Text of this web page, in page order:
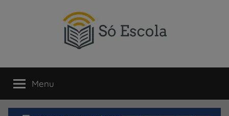
SÓ
ESCOLA
um
portal
Menu